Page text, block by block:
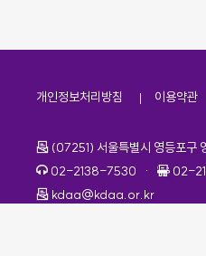
개인정보처리방침 이용약관
주소
(07251) 서울특별시 영등포구
전화번호
02-2138-7530 · 팩스번
02-
이메일
kdaa@kdaa.or.kr